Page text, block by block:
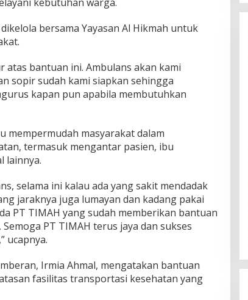
bersama Yayasan Al Hikmah untuk
atas bantuan ini. Ambulans akan kami
sopir sudah kami siapkan sehingga
kapan pun apabila membutuhkan
mempermudah masyarakat dalam
termasuk mengantar pasien, ibu
lainnya.
selama ini kalau ada yang sakit mendadak
jaraknya juga lumayan dan kadang pakai
PT TIMAH yang sudah memberikan bantuan
PT TIMAH terus jaya dan sukses
ucapnya.
Irmia Ahmal, mengatakan bantuan
fasilitas transportasi kesehatan yang